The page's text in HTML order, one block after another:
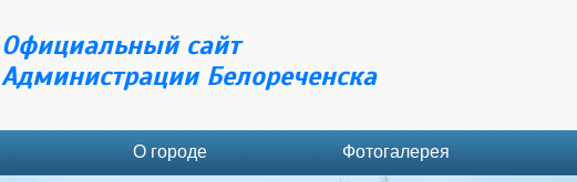
Официальный сайт
Администрации Белореченска
О городе Фотогалерея